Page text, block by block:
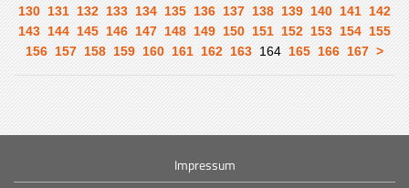
130 131 132 133 134 135 136 137 138 139 140 141 142
143 144 145 146 147 148 149 150 151 152 153 154 155
156 157 158 159 160 161 162 163 164 165 166 167 >
Impressum